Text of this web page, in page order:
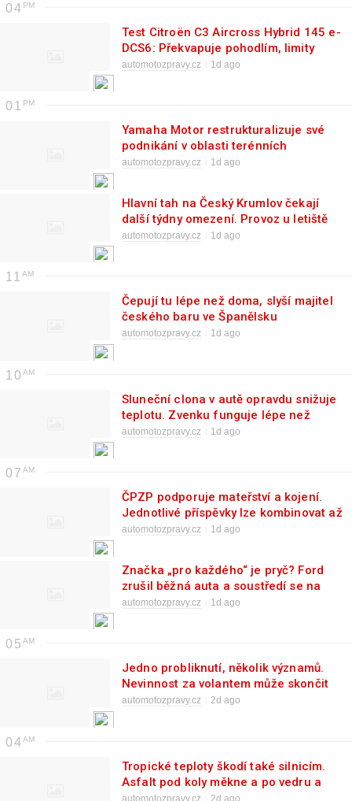
04
Test Citroën C3 Aircross Hybrid 145 e-
DCS6: Překvapuje pohodlím, limity
ukazuje v zatáčkách (2026)
automotozpravy.cz 1d ago
01
Yamaha Motor restrukturalizuje své
podnikání v oblasti terénních
vozidel
automotozpravy.cz 1d ago
Hlavní tah na Český Krumlov čekají
další týdny omezení. Provoz u letiště
řídí semafory
automotozpravy.cz 1d ago
11
Čepují tu lépe než doma, slyší majitel
českého baru ve Španělsku
automotozpravy.cz 1d ago
10
Sluneční clona v autě opravdu snižuje
teplotu. Zvenku funguje lépe než
uvnitř
automotozpravy.cz 1d ago
07
ČPZP podporuje mateřství a kojení.
Jednotlivé příspěvky lze kombinovat až
do výše 14 500 Kč
automotozpravy.cz 1d ago
Značka „pro každého“ je pryč? Ford
zrušil běžná auta a soustředí se na
Bronco, Tremor a Raptor
automotozpravy.cz 1d ago
05
Jedno probliknutí, několik významů.
Nevinnost za volantem může skončit
nedorozuměním
automotozpravy.cz 2d ago
04
Tropické teploty škodí také silnicím.
Asfalt pod koly měkne a po vedru a
bouřce se může vozovka rychle
automotozpravy.cz 2d ago